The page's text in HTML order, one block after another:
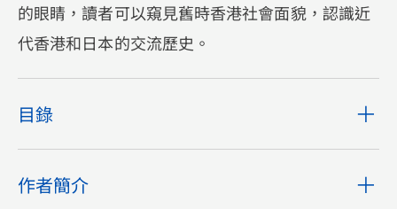
的眼睛，讀者可以窺見舊時香港社會面貌，認識近
代香港和日本的交流歷史。
目錄
作者簡介